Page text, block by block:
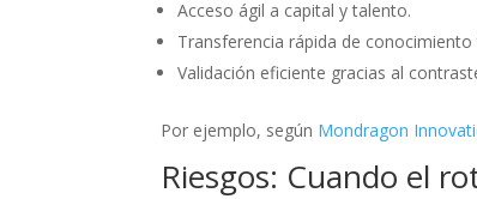
Acceso ágil a capital y talento.
Transferencia rápida de conocimiento
Validación eficiente gracias al
Por ejemplo, según Mondragon
Riesgos: Cuando el